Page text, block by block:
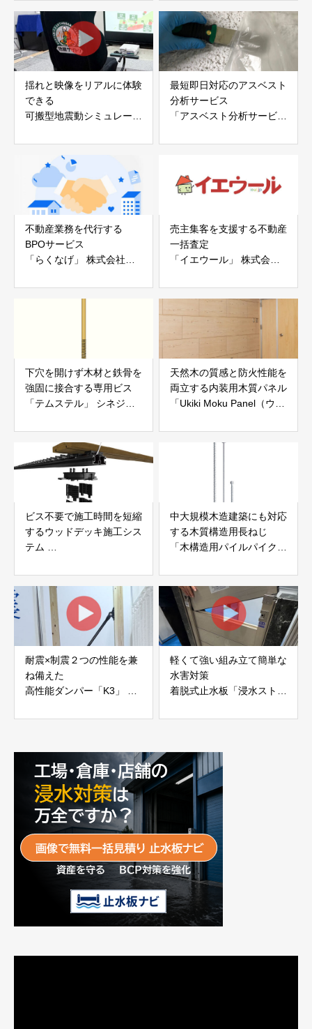
アイディールブレーン株式
会社
株式会社evoltz
揺れと映像をリアルに体験
できる
可搬型地震動シミュレータ
白山工業株式会社
最短即日対応のアスベスト
分析サービス
「アスベスト分析サービ
不動産業務を代行する
BPOサービス
「らくなげ」 株式会社い
売主集客を支援する不動産
一括査定
「イエウール」 株式会社
下穴を開けず木材と鉄骨を
強固に接合する専用ビス
「テムステル」 シネジッ
天然木の質感と防火性能を
両立する内装用木質パネル
「Ukiki Moku Panel（ウキ
社サンパテック
ビス不要で施工時間を短縮
するウッドデッキ施工シス
テム
JAPAN
中大規模木造建築にも対応
する木質構造用長ねじ
「木構造用パイルパイクビ
耐震×制震２つの性能を兼
ね備えた
高性能ダンパー「K3」 富
軽くて強い組み立て簡単な
水害対策
着脱式止水板「浸水ストッ
富士工業株式会社